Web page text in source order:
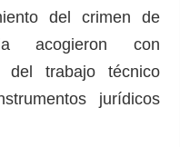
del crimen de
acogieron con
del trabajo técnico
jurídicos